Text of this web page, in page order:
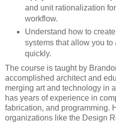
and unit rationalization
workflow.
Understand how to
systems that allow you to
quickly.
The course is taught by
accomplished architect and
merging art and technology in
has years of experience in
fabrication, and programming.
organizations like the Design